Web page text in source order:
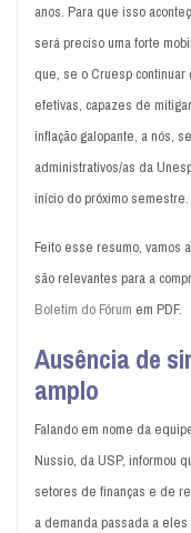
anos. Para que isso
será preciso uma forte
que, se o Cruesp
efetivas, capazes de
inflação galopante, a nós,
administrativos/as da
início do próximo semestre.
Feito esse resumo, vamos
são relevantes para a
Boletim do Fórum em PDF.
Ausência de
amplo
Falando em nome da
Nussio, da USP, informou
setores de finanças e de
a demanda passada a